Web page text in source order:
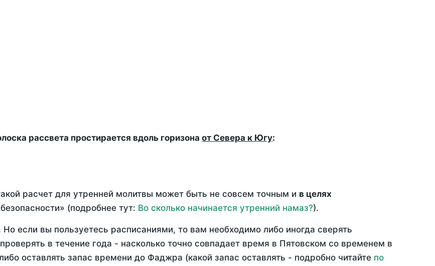
рассвета простирается вдоль горизона от Севера к Югу:
расчет для утренней молитвы может быть не совсем точным и в целях
(подробнее тут: Во сколько начинается утренний намаз?).
если вы пользуетесь расписаниями, то вам необходимо либо иногда сверять
в течение года - насколько точно совпадает время в Пятовском со временем в
оставлять запас времени до Фаджра (какой запас оставлять - подробно читайте по